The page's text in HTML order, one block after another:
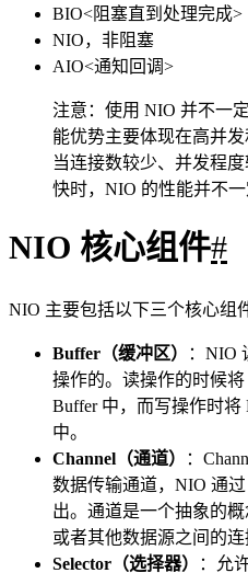
三者的关系如下图所示：
Buffer（缓冲区）#
在传统的 BIO 中，数据的读
符流。
在 Java 1.4 的 NIO 库中，所有
是新库和之前的 BIO 的一个
写入数据时，写入到缓冲区中
是通过缓冲区进行操作。
Buffer 的子类中，最常用的
存储和操作字节数据。
你可以将 Buffer 理解为一个数
FloatBuffer、
float[] 、char[]等。
为了更清晰地认识缓冲区，我